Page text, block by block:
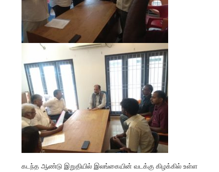
கடந்த ஆண்டு இறுதியில் இலங்கையின் வடக்கு கிழக்கில் உள்ள